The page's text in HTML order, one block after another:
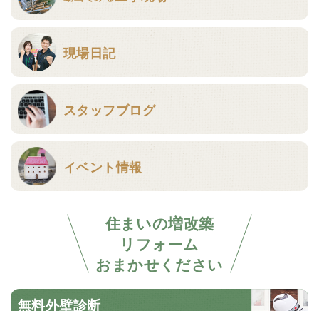
現場日記
スタッフブログ
イベント情報
住まいの増改築
リフォーム
おまかせください
無料外壁診断